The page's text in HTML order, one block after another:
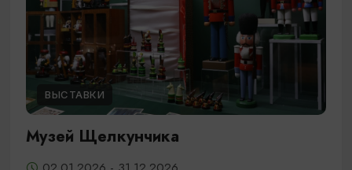
ВЫСТАВКИ
Музей Щелкунчика